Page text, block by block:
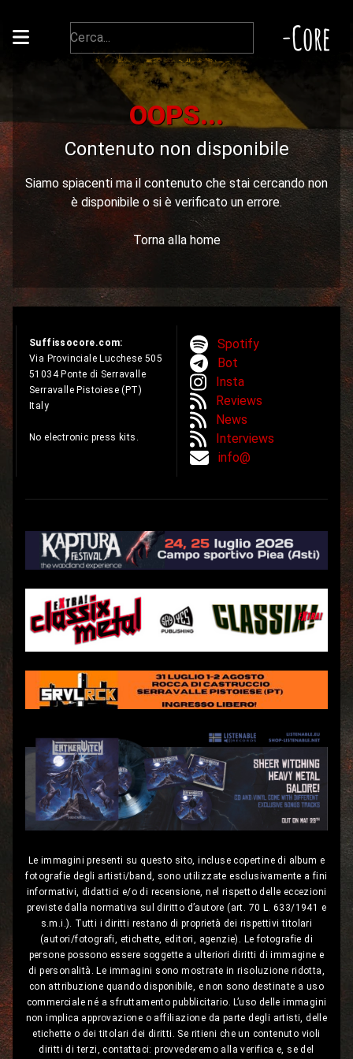
-Core
OOPS...
Contenuto non disponibile
Siamo spiacenti ma il contenuto che stai cercando non
è disponibile o si è verificato un errore.
Torna alla home
Suffissocore.com:
Via Provinciale Lucchese 505
51034 Ponte di Serravalle
Serravalle Pistoiese (PT)
Italy
No electronic press kits.
Spotify
Bot
Insta
Reviews
News
Interviews
info@
Le immagini presenti su questo sito, incluse copertine di album e
fotografie degli artisti/band, sono utilizzate esclusivamente a fini
informativi, didattici e/o di recensione, nel rispetto delle eccezioni
previste dalla normativa sul diritto d’autore (art. 70 L. 633/1941 e
s.m.i.). Tutti i diritti restano di proprietà dei rispettivi titolari
(autori/fotografi, etichette, editori, agenzie). Le fotografie di
persone possono essere soggette a ulteriori diritti di immagine e
di personalità. Le immagini sono mostrate in risoluzione ridotta,
con attribuzione quando disponibile, e non sono destinate a uso
commerciale né a sfruttamento pubblicitario. L’uso delle immagini
non implica approvazione o affiliazione da parte degli artisti, delle
etichette o dei titolari dei diritti. Se ritieni che un contenuto violi
diritti di terzi, contattaci: provvederemo alla verifica e, se del